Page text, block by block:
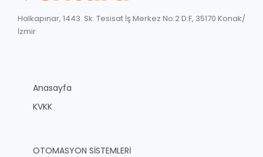
Halkapınar, 1443. Sk. Tesisat İş Merkez No:2 D:F, 35170 Konak/
İzmir
Anasayfa
KVKK
OTOMASYON SİSTEMLERİ